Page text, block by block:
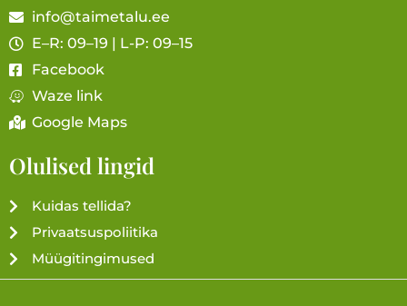
info@taimetalu.ee
E–R: 09–19 | L-P: 09–15
Facebook
Waze link
Google Maps
Olulised lingid
Kuidas tellida?
Privaatsuspoliitika
Müügitingimused